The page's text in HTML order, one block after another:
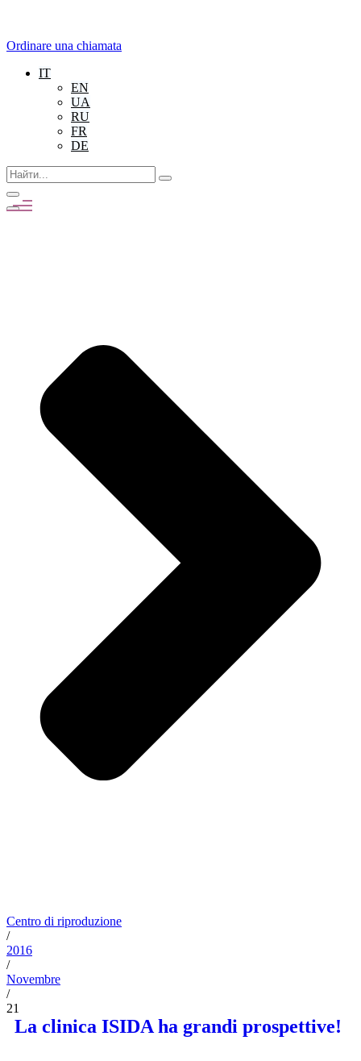
Ordinare una chiamata
IT
EN
UA
RU
FR
DE
Centro di riproduzione
/
2016
/
Novembre
/
21
La clinica ISIDA ha grandi prospettive!